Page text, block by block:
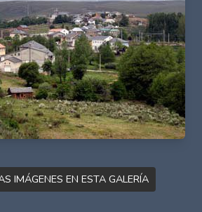
imágenes en esta galería